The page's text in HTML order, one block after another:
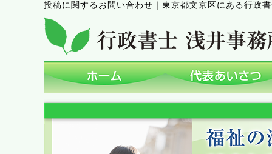
投稿に関するお問い合わせ 東京都文京区にある行政